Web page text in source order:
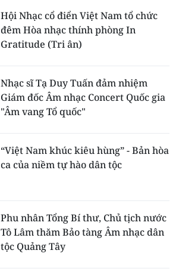
Hội Nhạc cổ điển Việt Nam tổ chức
đêm Hòa nhạc thính phòng In
Gratitude (Tri ân)
Nhạc sĩ Tạ Duy Tuấn đảm nhiệm
Giám đốc Âm nhạc Concert Quốc gia
"Âm vang Tổ quốc"
“Việt Nam khúc kiêu hùng” - Bản hòa
ca của niềm tự hào dân tộc
Phu nhân Tổng Bí thư, Chủ tịch nước
Tô Lâm thăm Bảo tàng Âm nhạc dân
tộc Quảng Tây